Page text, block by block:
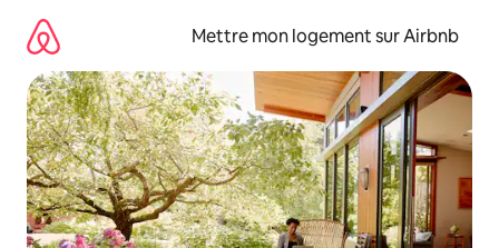
directement
contenu
Mettre mon logement sur Airbnb